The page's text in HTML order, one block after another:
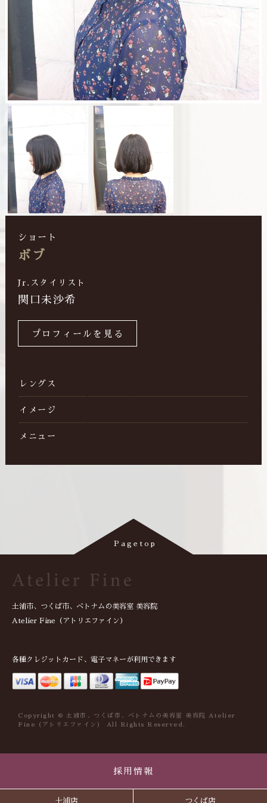
ショート
ボブ
Jr.スタイリスト
関口未沙希
プロフィールを見る
レングス
イメージ
メニュー
土浦市、つくば市、ベトナムの美容室 美容院
Atelier Fine（アトリエファイン）
各種クレジットカード、電子マネーが利用できます
Copyright © 土浦市、つくば市、ベトナムの美容室 美容院 Atelier
Fine（アトリエファイン） All Rights Reserved.
採用情報
土浦店 つくば店